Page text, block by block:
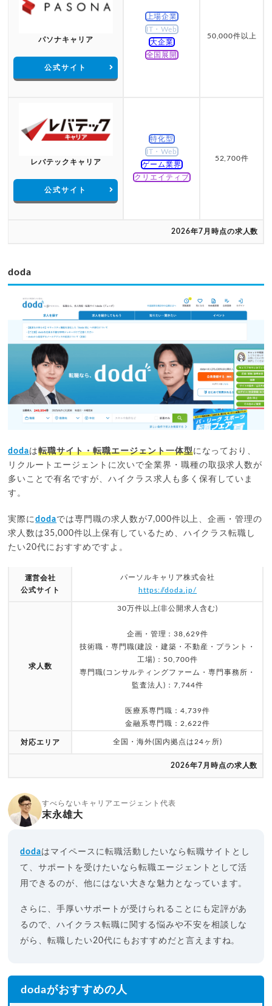
パソナキャリア
公式サイト
上場企業
IT・Web
大企業
全国展開
50,000件以上
レバテックキャリア
公式サイト
特化型
IT・Web
ゲーム業界
クリエイティブ
52,700件
2026年7月時点の求人数
doda
dodaは転職サイト・転職エージェント一体型になっており、
リクルートエージェントに次いで全業界・職種の取扱求人数が
多いことで有名ですが、ハイクラス求人も多く保有していま
す。
実際にdodaでは専門職の求人数が7,000件以上、企画・管理の
求人数は35,000件以上保有しているため、ハイクラス転職し
たい20代におすすめですよ。
運営会社
公式サイト
パーソルキャリア株式会社
https://doda.jp/
求人数
30万件以上(非公開求人含む)
企画・管理：38,629件
技術職・専門職(建設・建築・不動産・プラント・
工場)：50,700件
専門職(コンサルティングファーム・専門事務所・
監査法人)：7,744件
医療系専門職：4,739件
金融系専門職：2,622件
対応エリア 全国・海外(国内拠点は24ヶ所)
2026年7月時点の求人数
すべらないキャリアエージェント代表
末永雄大
dodaはマイペースに転職活動したいなら転職サイトとし
て、サポートを受けたいなら転職エージェントとして活
用できるのが、他にはない大きな魅力となっています。
さらに、手厚いサポートが受けられることにも定評があ
るので、ハイクラス転職に関する悩みや不安を相談しな
がら、転職したい20代にもおすすめだと言えますね。
dodaがおすすめの人